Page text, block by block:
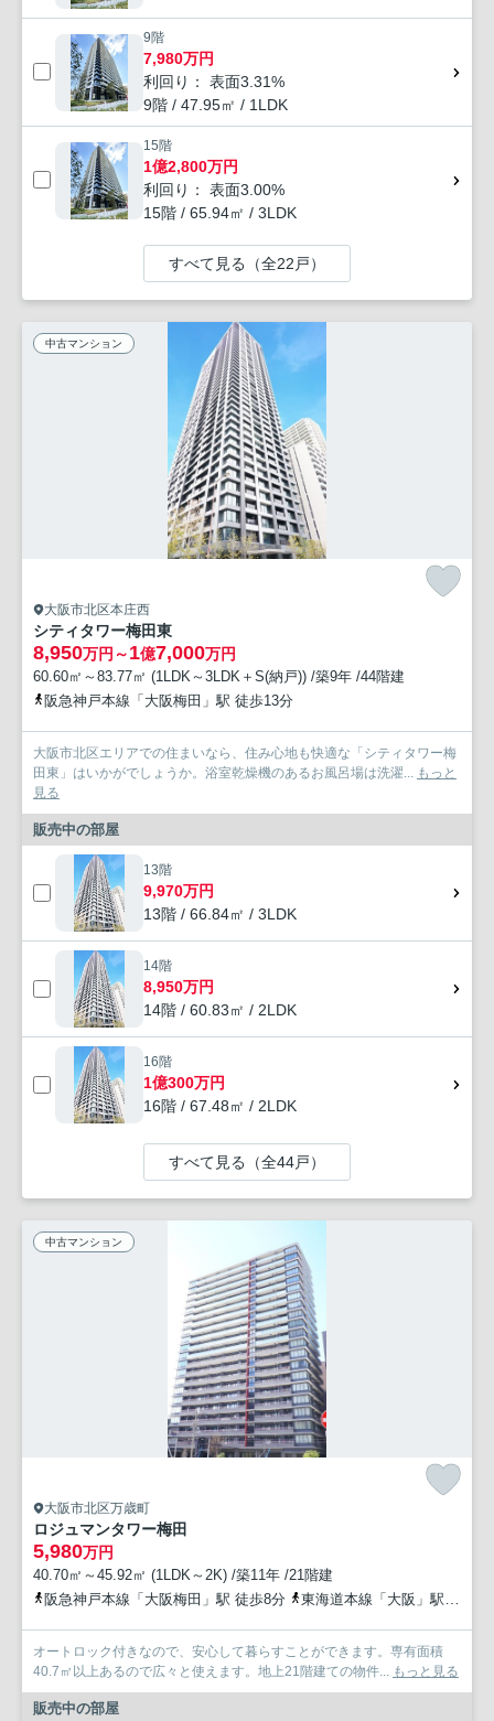
9階
7,980万円
利回り： 表面3.31%
9階 / 47.95㎡ / 1LDK
15階
1億2,800万円
利回り： 表面3.00%
15階 / 65.94㎡ / 3LDK
すべて見る（全22戸）
中古マンション
大阪市北区本庄西
シティタワー梅田東
8,950万円～1億7,000万円
60.60㎡～83.77㎡ (1LDK～3LDK＋S(納戸)) /築9年 /44階建
阪急神戸本線「大阪梅田」駅 徒歩13分
大阪市北区エリアでの住まいなら、住み心地も快適な「シティタワー梅
田東」はいかがでしょうか。浴室乾燥機のあるお風呂場は洗濯... もっと
見る
販売中の部屋
13階
9,970万円
13階 / 66.84㎡ / 3LDK
14階
8,950万円
14階 / 60.83㎡ / 2LDK
16階
1億300万円
16階 / 67.48㎡ / 2LDK
すべて見る（全44戸）
中古マンション
大阪市北区万歳町
ロジュマンタワー梅田
5,980万円
40.70㎡～45.92㎡ (1LDK～2K) /築11年 /21階建
阪急神戸本線「大阪梅田」駅 徒歩8分
東海道本線「大阪」駅 徒歩10分
オートロック付きなので、安心して暮らすことができます。専有面積
40.7㎡以上あるので広々と使えます。地上21階建ての物件... もっと見る
販売中の部屋